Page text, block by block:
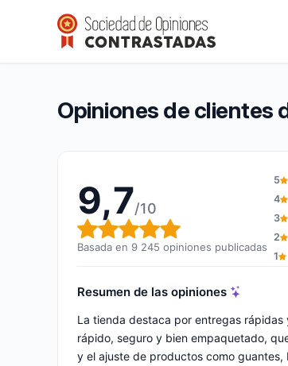
Precision Ski
Calificación global: 9,7 de 10
9,7/10(9 245 opiniones)
Opiniones de clientes
9,7/10
Calificación global:
Basada en 9 245 opiniones publicadas
5
4
3
2
1
Resumen de las opiniones
La tienda destaca por entregas
rápido, seguro y bien empaquetado,
y el ajuste de productos como